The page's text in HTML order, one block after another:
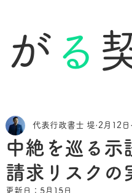
が る
中絶を巡る示
請求リスクの
代表行政書士 堤 2月12日
更新日： 5月15日